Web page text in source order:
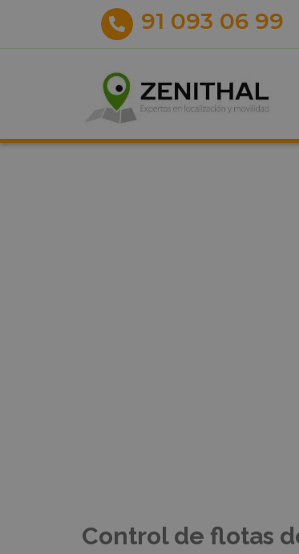
91 093 06 99
Control de flotas